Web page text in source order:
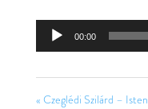
00:00
« Czeglédi Szilárd – Isten